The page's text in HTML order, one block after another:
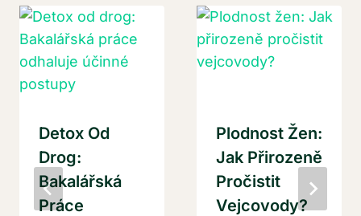
Detox Od
Drog:
Bakalářská
Práce
Plodnost Žen:
Jak Přirozeně
Pročistit
Vejcovody?